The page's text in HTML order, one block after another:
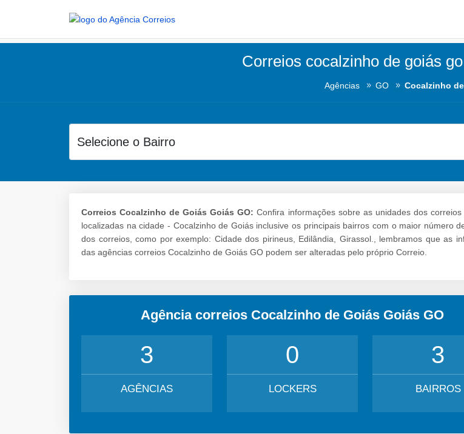
Correios cocalzinho de goiás
Agências GO Cocalzinho
Correios Cocalzinho de Goiás Goiás GO: Confira informações sobre as unidades dos
localizadas na cidade - Cocalzinho de Goiás inclusive os principais bairros com o maior número
dos correios, como por exemplo: Cidade dos pirineus, Edilândia, Girassol., lembramos que as
das agências correios Cocalzinho de Goiás GO podem ser alteradas pelo próprio Correio.
Agência correios Cocalzinho de Goiás Goiás GO
3
AGÊNCIAS
0
LOCKERS
3
BAIRROS